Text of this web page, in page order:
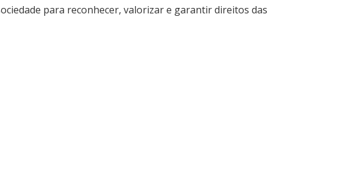
para reconhecer, valorizar e garantir direitos das